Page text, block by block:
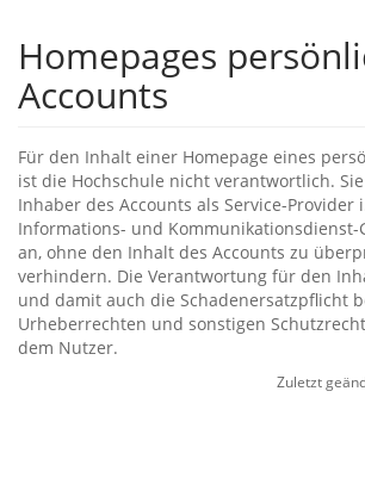
Homepages
Accounts
Für den Inhalt einer Homepage eines
ist die Hochschule nicht verantwortlich.
Inhaber des Accounts als Service-Provider
Informations- und Kommunikationsdienst-
an, ohne den Inhalt des Accounts zu
verhindern. Die Verantwortung für den
und damit auch die Schadenersatzpflicht
Urheberrechten und sonstigen
dem Nutzer.
Zuletzt